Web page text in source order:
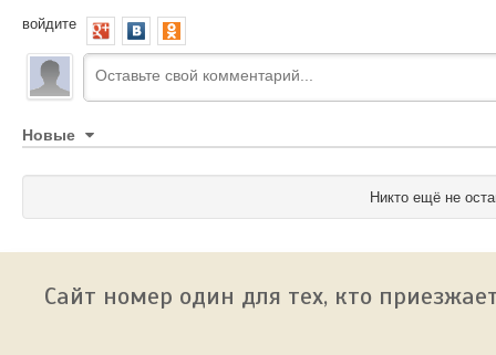
войдите
Новые
Никто ещё не
Сайт номер один для тех, кто